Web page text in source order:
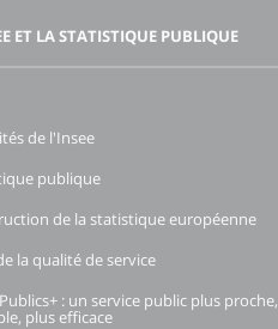
ET LA STATISTIQUE PUBLIQUE
de l'Insee
publique
de la statistique européenne
la qualité de service
: un service public plus proche,
plus efficace